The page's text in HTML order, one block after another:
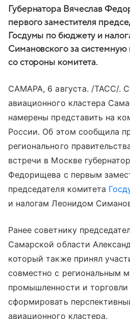
Губернатора Вячеслав
первого заместителя
Госдумы по бюджету и
Симановского за
со стороны комитета.
САМАРА, 6 августа. /ТАСС/.
авиационного кластера
намерены представить на
России. Об этом сообщила
регионального
встречи в Москве
Федорищева с первым
председателя комитета
и налогам Леонидом
Ранее советнику
Самарской области
который также принял
совместно с региональным
промышленности и
сформировать
авиационного кластера.